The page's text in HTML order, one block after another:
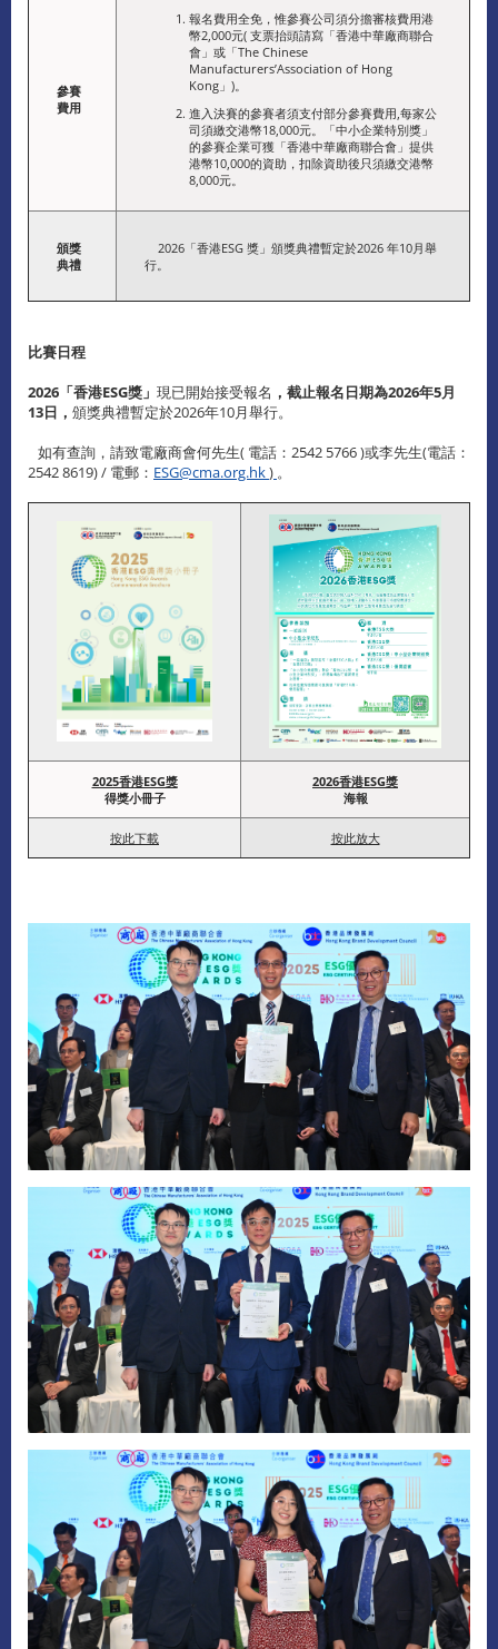
參賽
費用
報名費用全免，惟參賽公司須分擔審核費用港
幣2,000元( 支票抬頭請寫「香港中華廠商聯合
會」或「The Chinese
Manufacturers’Association of Hong
Kong」)。
進入決賽的參賽者須支付部分參賽費用,每家公
司須繳交港幣18,000元。「中小企業特別獎」
的參賽企業可獲「香港中華廠商聯合會」提供
港幣10,000的資助，扣除資助後只須繳交港幣
8,000元。
頒獎
典禮
2026「香港ESG 獎」頒獎典禮暫定於2026 年10月舉
行。
比賽日程
2026「香港ESG獎」 現已開始接受報名 ， 截止報名日期為2026年5月
13日， 頒獎典禮暫定於2026年10月舉行。
如有查詢，請致電廠商會何先生( 電話：2542 5766 )或李先生(電話：
2542 8619) / 電郵： ESG@cma.org.hk) 。
2025香港ESG獎
得獎小冊子
2026香港ESG獎
海報
按此下載 按此放大